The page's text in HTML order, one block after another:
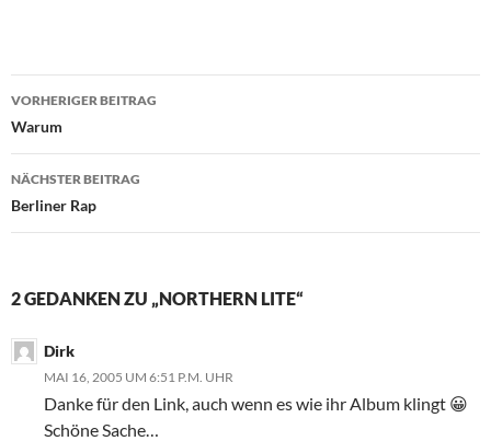
Beitragsnavigation
VORHERIGER BEITRAG
Warum
NÄCHSTER BEITRAG
Berliner Rap
2 GEDANKEN ZU „NORTHERN LITE“
Dirk
MAI 16, 2005 UM 6:51 P.M. UHR
Danke für den Link, auch wenn es wie ihr Album klingt 😀
Schöne Sache…